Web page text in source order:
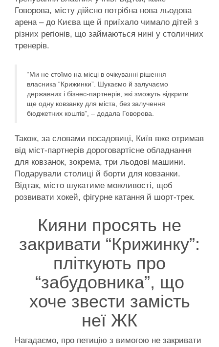
Говорова, місту дійсно потрібна нова льодова
арена – до Києва ще й приїхало чимало дітей з
різних регіонів, що займаються нині у столичних
тренерів.
“Ми не стоїмо на місці в очікуванні рішення
власника “Крижинки”. Шукаємо й залучаємо
державних і бізнес-партнерів, які зможуть відкрити
ще одну ковзанку для міста, без залучення
бюджетних коштів”, – додала Говорова.
Також, за словами посадовиці, Київ вже отримав
від міст-партнерів дороговартісне обладнання
для ковзанок, зокрема, три льодові машини.
Подарували столиці й борти для ковзанки.
Відтак, місто шукатиме можливості, щоб
розвивати хокей, фігурне катання й шорт-трек.
Кияни просять не
закривати “Крижинку”:
пліткують про
“забудовника”, що
хоче звести замість
неї ЖК
Нагадаємо, про петицію з вимогою не закривати